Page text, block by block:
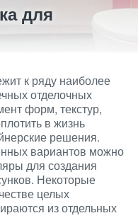
для
к ряду наиболее
отделочных
форм, текстур,
в жизнь
решения.
вариантов можно
для создания
Некоторые
целых
из отдельных